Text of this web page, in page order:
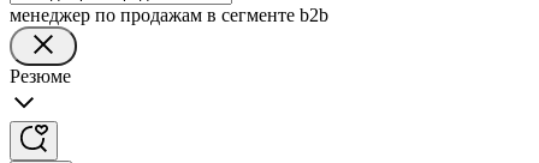
менеджер по продажам в сегменте b2b
Резюме